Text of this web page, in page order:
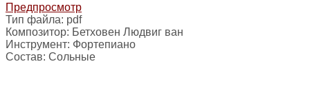
Предпросмотр
Тип файла: pdf
Композитор: Бетховен Людвиг ван
Инструмент: Фортепиано
Состав: Сольные